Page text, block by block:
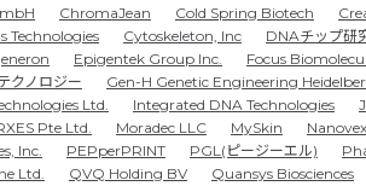
ChromaJean Cold Spring Biotech
Technologies Cytoskeleton, Inc DNAチップ研
Epigentek Group Inc. Focus
クノロジー Gen-H Genetic Engineering
Ltd. Integrated DNA Technologies
Pte Ltd. Moradec LLC MySkin
Inc. PEPperPRINT PGL(ピージーエル)
Ltd. QVQ Holding BV Quansys Biosciences